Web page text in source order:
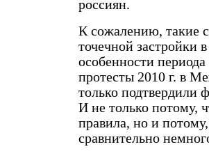
россиян.
К сожалению, такие
точечной застройки
особенности
протесты 2010 г. в
только подтвердили
И не только потому,
правила, но и
сравнительно